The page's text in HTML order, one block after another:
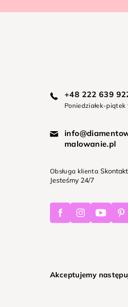
p
+48 222 639
Poniedziałek-
malowanie.pl
Obsługa klienta
Jesteśmy 24/7
FacebookInstagramYoutube
Akceptujemy